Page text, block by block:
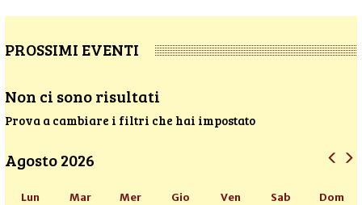
PROSSIMI EVENTI
Non ci sono risultati
Prova a cambiare i filtri che hai impostato
Agosto 2026
Lun Mar Mer Gio Ven Sab Dom